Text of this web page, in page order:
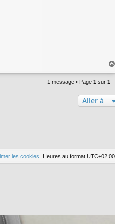
1 message • Page 1 sur 1
Aller à
Heures au format UTC+02:00
les cookies